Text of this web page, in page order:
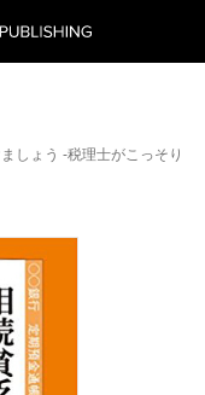
しょう -税理士がこっそり